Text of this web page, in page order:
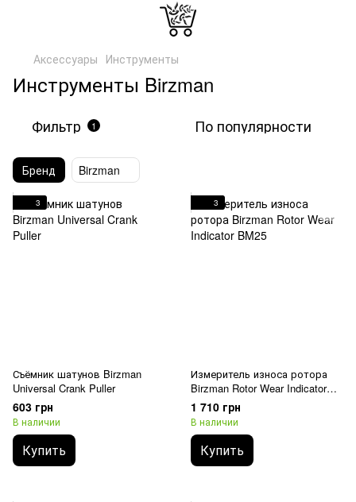
Аксессуары Инструменты
Инструменты Birzman
Фильтр 1 По популярности
Бренд Birzman
3
Съёмник шатунов Birzman
Universal Crank Puller
603 грн
В наличии
Купить
3
Измеритель износа ротора
Birzman Rotor Wear Indicator
BM25
1 710 грн
В наличии
Купить